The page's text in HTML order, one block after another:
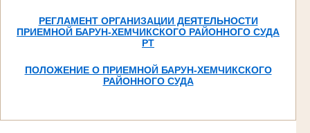
РЕГЛАМЕНТ ОРГАНИЗАЦИИ ДЕЯТЕЛЬНОСТИ
ПРИЕМНОЙ БАРУН-ХЕМЧИКСКОГО РАЙОННОГО СУДА
РТ
ПОЛОЖЕНИЕ О ПРИЕМНОЙ БАРУН-ХЕМЧИКСКОГО
РАЙОННОГО СУДА